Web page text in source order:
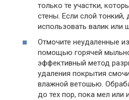
только те участки,
стены. Если слой
использовать валик или
Отмочите неудаленные
помощью горячей
эффективный метод
удаления покрытия
влажной ветошью.
до тех пор, пока мел или